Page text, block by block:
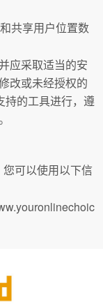
共享用户位置数
应采取适当的安
改或未经授权的
持的工具进行，遵
可以使用以下信